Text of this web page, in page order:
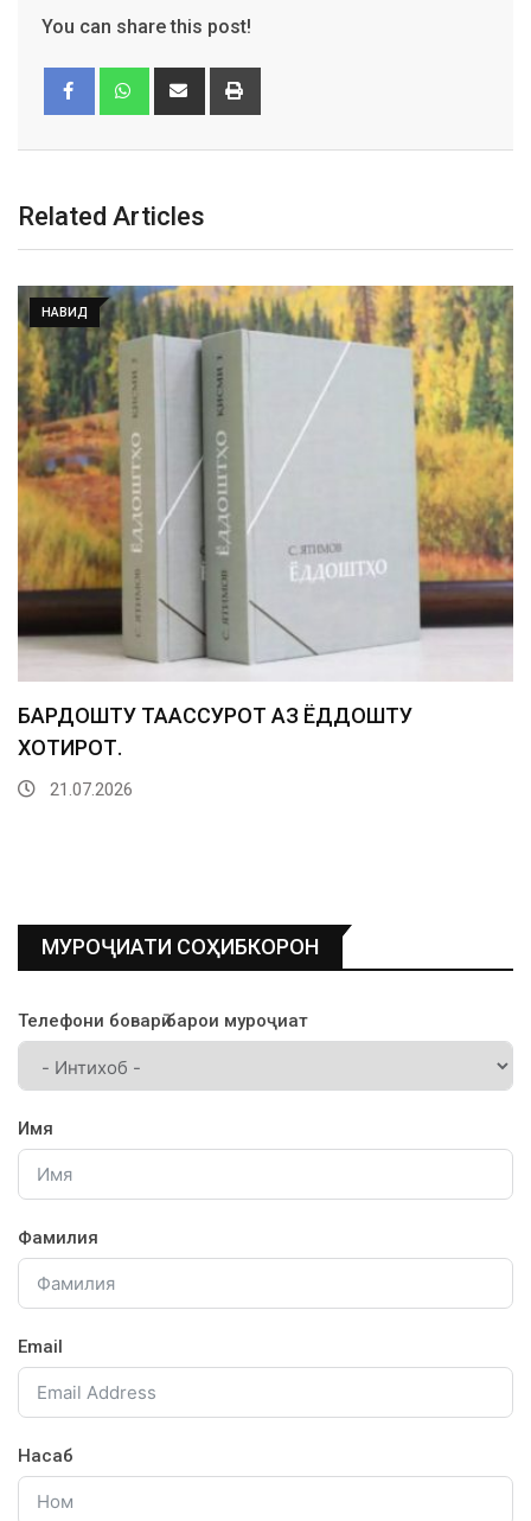
You can share this post!
Related Articles
НАВИД
БАРДОШТУ ТААССУРОТ АЗ ЁДДОШТУ
ХОТИРОТ.
21.07.2026
МУРОҶИАТИ СОҲИБКОРОН
Телефони боварӣ барои муроҷиат
Имя
Фамилия
Email
Насаб